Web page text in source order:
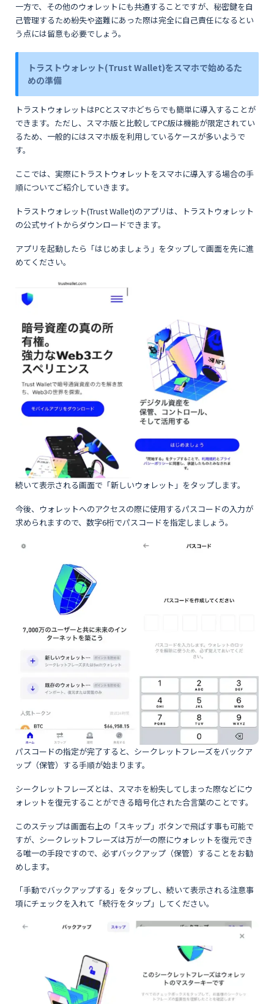
一方で、その他のウォレットにも共通することですが、秘密鍵を自
己管理するため紛失や盗難にあった際は完全に自己責任になるとい
う点には留意も必要でしょう。
トラストウォレット(Trust Wallet)をスマホで始めるた
めの準備
トラストウォレットはPCとスマホどちらでも簡単に導入することが
できます。ただし、スマホ版と比較してPC版は機能が限定されてい
るため、一般的にはスマホ版を利用しているケースが多いようで
す。
ここでは、実際にトラストウォレットをスマホに導入する場合の手
順についてご紹介していきます。
トラストウォレット(Trust Wallet)のアプリは、トラストウォレット
の公式サイトからダウンロードできます。
アプリを起動したら「はじめましょう」をタップして画面を先に進
めてください。
続いて表示される画面で「新しいウォレット」をタップします。
今後、ウォレットへのアクセスの際に使用するパスコードの入力が
求められますので、数字6桁でパスコードを指定しましょう。
パスコードの指定が完了すると、シークレットフレーズをバックア
ップ（保管）する手順が始まります。
シークレットフレーズとは、スマホを紛失してしまった際などにウ
ォレットを復元することができる暗号化された合言葉のことです。
このステップは画面右上の「スキップ」ボタンで飛ばす事も可能で
すが、シークレットフレーズは万が一の際にウォレットを復元でき
る唯一の手段ですので、必ずバックアップ（保管）することをお勧
めします。
「手動でバックアップする」をタップし、続いて表示される注意事
項にチェックを入れて「続行をタップ」してください。